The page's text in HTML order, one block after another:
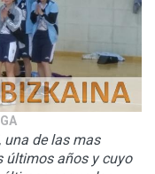
una de las mas
últimos años y cuyo